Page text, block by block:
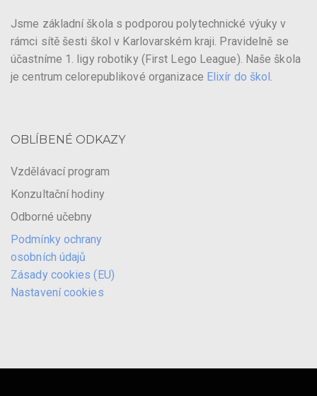
Jsme základní škola s podporou polytechnické výuky v
rámci sítě šesti škol v Karlovarském kraji. Pravidelně se
účastníme 1. ligy robotiky (First Lego League). Naše škola
je centrum celorepublikové organizace Elixír do škol.
OBLÍBENÉ ODKAZY
Vzdělávací program
Konzultační hodiny
Odborné učebny
Podmínky ochrany
osobních údajů
Zásady cookies (EU)
Nastavení cookies